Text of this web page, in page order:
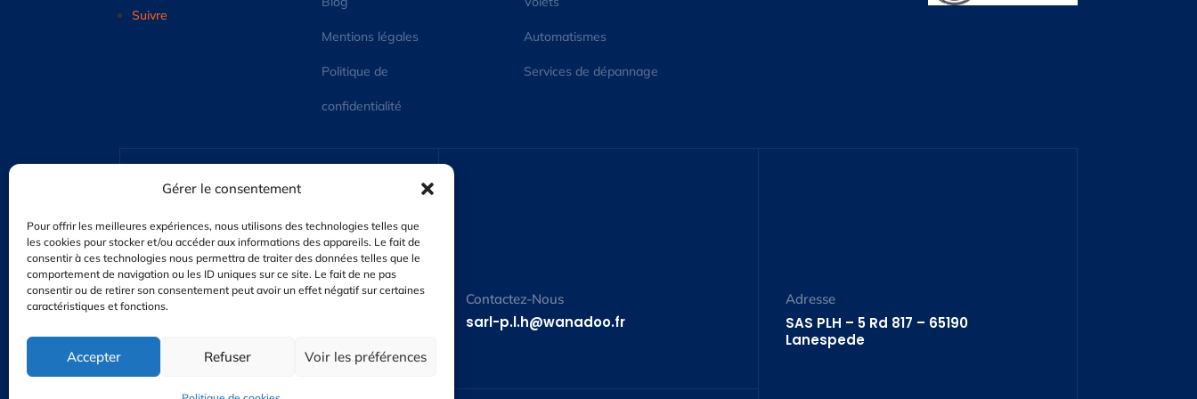
Gérer le consentement
Pour offrir les meilleures expériences, nous utilisons des technologies telles que
les cookies pour stocker et/ou accéder aux informations des appareils. Le fait de
consentir à ces technologies nous permettra de traiter des données telles que le
comportement de navigation ou les ID uniques sur ce site. Le fait de ne pas
consentir ou de retirer son consentement peut avoir un effet négatif sur certaines
caractéristiques et fonctions.
Accepter Refuser Voir les préférences
Suivre
Mentions légales
Politique de
confidentialité
Automatismes
Services de dépannage
Appelez-Nous Contactez-Nous
sarl-p.l.h@wanadoo.fr
Adresse
SAS PLH – 5 Rd 817 – 65190
Lanespede